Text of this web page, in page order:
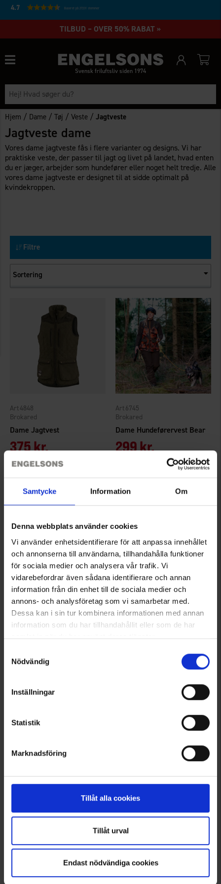
Samtycke Information Om
Denna webbplats använder cookies
Vi använder enhetsidentifierare för att anpassa innehållet
och annonserna till användarna, tillhandahålla funktioner
för sociala medier och analysera vår trafik. Vi
vidarebefordrar även sådana identifierare och annan
information från din enhet till de sociala medier och
annons- och analysföretag som vi samarbetar med.
Dessa kan i sin tur kombinera informationen med annan
information som du har tillhandahållit eller som de har
samlat in när du har använt deras tjänster.
Nödvändig
Inställningar
Statistik
Marknadsföring
Tillåt alla cookies
Tillåt urval
Endast nödvändiga cookies
4.7 Baseret på 27231 stemmer
TILBUD – OVER 50% RABAT »
Svensk friluftsliv siden 1974
Hjem / Dame /Tøj /Veste /Jagtveste
Jagtveste dame
Vores dame jagtveste fås i flere varianter og designs. Vi har
praktiske veste, der passer til jagt og livet på landet, hvad enten
du er jæger, arbejder som hundefører eller noget helt tredje. Alle
vores dame jagtveste er designet til at sidde optimalt på
kvindekroppen.
Filtre
Sortering
Dame Jagtvest
Brokared
4848
375 kr.
Dame Hundeførervest Bear
Brokared
6745
299 kr.
4.8 ud af 5 stjerner
Dame Outdoor vest Inverness
Brokared
3741
375 kr.